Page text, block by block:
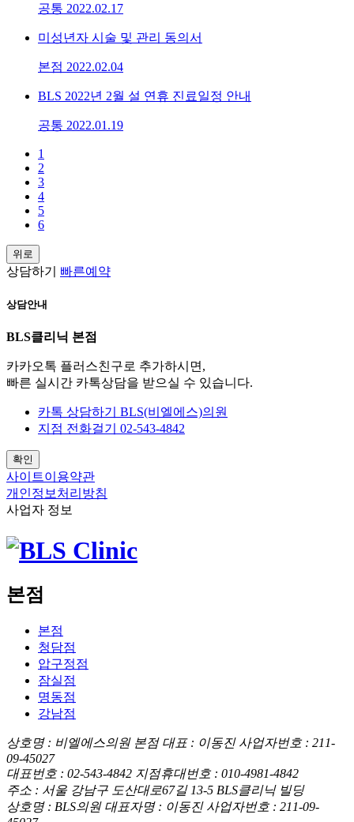
공통 2022.02.17
미성년자 시술 및 관리 동의서
본점 2022.02.04
BLS 2022년 2월 설 연휴 진료일정 안내
공통 2022.01.19
1
2
3
4
5
6
위로
상담하기 빠른예약
상담안내
BLS클리닉 본점
카카오톡 플러스친구로 추가하시면,
빠른 실시간 카톡상담을 받으실 수 있습니다.
카톡 상담하기
BLS(비엘에스)의원
지점 전화걸기
02-543-4842
확인
사이트이용약관
개인정보처리방침
사업자 정보
본점
본점
청담점
압구정점
잠실점
명동점
강남점
상호명 : 비엘에스의원 본점 대표 : 이동진사업자번호 : 211-
09-45027
대표번호 : 02-543-4842 지점휴대번호 : 010-4981-4842
주소 : 서울 강남구 도산대로67길 13-5 BLS클리닉 빌딩
상호명 : BLS의원 대표자명 : 이동진사업자번호 : 211-09-